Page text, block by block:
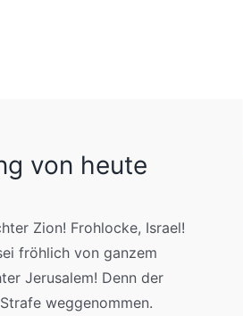
von heute
Zion! Frohlocke, Israel!
fröhlich von ganzem
Jerusalem! Denn der
weggenommen.